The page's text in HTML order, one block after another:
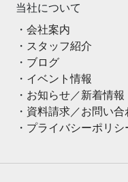
当社について
会社案内
スタッフ紹介
ブログ
イベント情報
お知らせ／新着情報
資料請求／お問い合
プライバシーポリシ